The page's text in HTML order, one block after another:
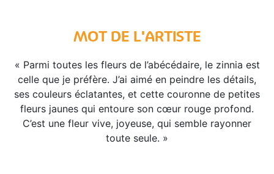
MOT DE L'ARTISTE
« Parmi toutes les fleurs de l’abécédaire, le zinnia est
celle que je préfère. J’ai aimé en peindre les détails,
ses couleurs éclatantes, et cette couronne de petites
fleurs jaunes qui entoure son cœur rouge profond.
C’est une fleur vive, joyeuse, qui semble rayonner
toute seule. »